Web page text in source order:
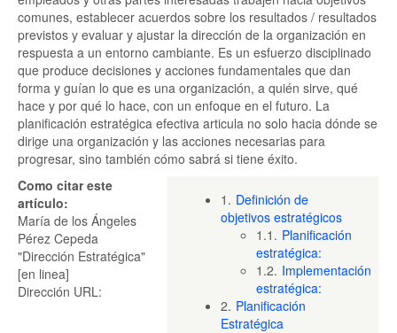
comunes, establecer acuerdos sobre los resultados / resultados
previstos y evaluar y ajustar la dirección de la organización en
respuesta a un entorno cambiante. Es un esfuerzo disciplinado
que produce decisiones y acciones fundamentales que dan
forma y guían lo que es una organización, a quién sirve, qué
hace y por qué lo hace, con un enfoque en el futuro. La
planificación estratégica efectiva articula no solo hacia dónde se
dirige una organización y las acciones necesarias para
progresar, sino también cómo sabrá si tiene éxito.
1. Definición de
objetivos estratégicos
1.1. Planificación
estratégica:
1.2. Implementación
estratégica:
2. Planificación
Estratégica
Como citar este
artículo:
María de los Ángeles
Pérez Cepeda
"Dirección Estratégica"
[en linea]
Dirección URL: